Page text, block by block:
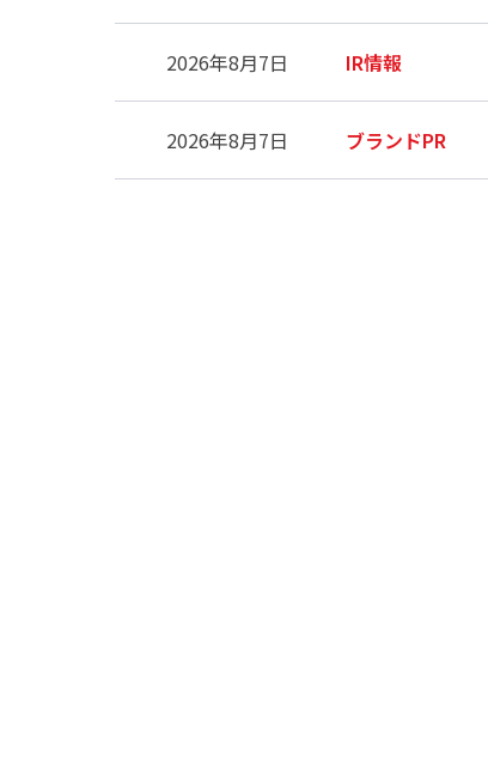
2026年8月7日 IR情報
2026年8月7日 ブランドPR